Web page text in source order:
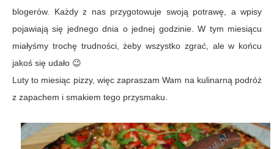
blogerów. Każdy z nas przygotowuje swoją potrawę, a wpisy
pojawiają się jednego dnia o jednej godzinie. W tym miesiącu
miałyśmy trochę trudności, żeby wszystko zgrać, ale w końcu
jakoś się udało 😉
Luty to miesiąc pizzy, więc zapraszam Wam na kulinarną podróż
z zapachem i smakiem tego przysmaku.